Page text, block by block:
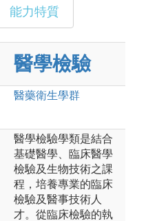
能力特質
醫學檢驗
醫藥衛生學群
醫學檢驗學類是結合
基礎醫學、臨床醫學
檢驗及生物技術之課
程，培養專業的臨床
檢驗及醫事技術人
才。從臨床檢驗的執